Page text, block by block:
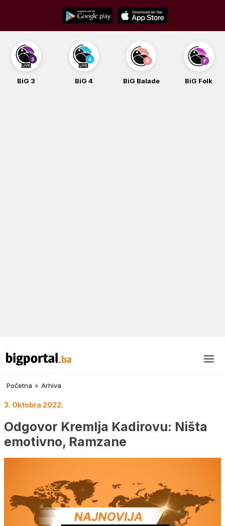
content
BiG 3 BiG 4 BiG Balade BiG Folk
Početna » Arhiva
3. Oktobra 2022.
Odgovor Kremlja Kadirovu: Ništa
emotivno, Ramzane